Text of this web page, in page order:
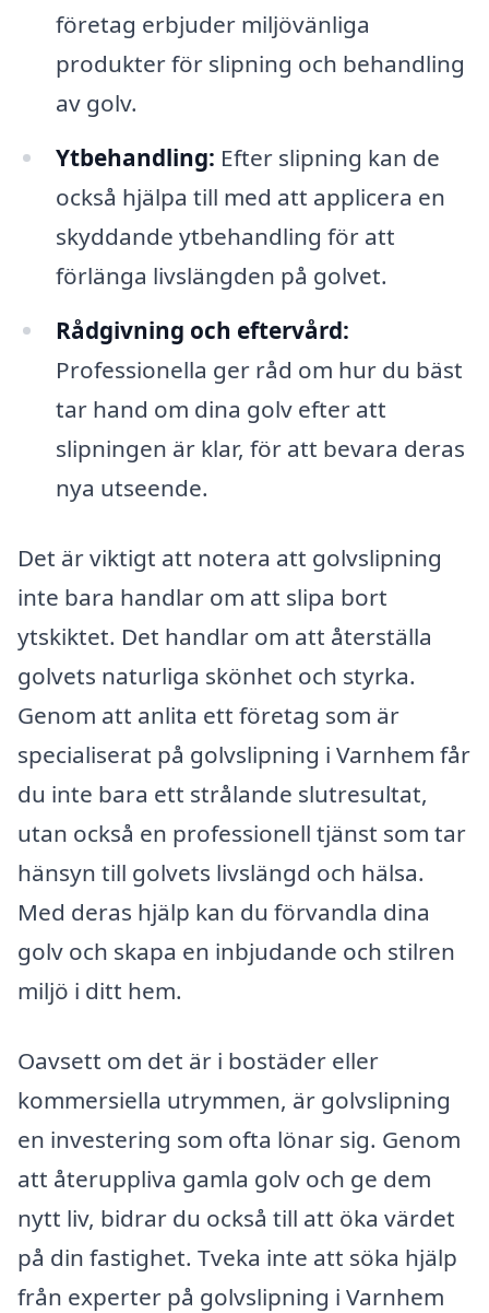
företag erbjuder miljövänliga
produkter för slipning och behandling
av golv.
Ytbehandling: Efter slipning kan de
också hjälpa till med att applicera en
skyddande ytbehandling för att
förlänga livslängden på golvet.
Rådgivning och eftervård:
Professionella ger råd om hur du bäst
tar hand om dina golv efter att
slipningen är klar, för att bevara deras
nya utseende.
Det är viktigt att notera att golvslipning
inte bara handlar om att slipa bort
ytskiktet. Det handlar om att återställa
golvets naturliga skönhet och styrka.
Genom att anlita ett företag som är
specialiserat på golvslipning i Varnhem får
du inte bara ett strålande slutresultat,
utan också en professionell tjänst som tar
hänsyn till golvets livslängd och hälsa.
Med deras hjälp kan du förvandla dina
golv och skapa en inbjudande och stilren
miljö i ditt hem.
Oavsett om det är i bostäder eller
kommersiella utrymmen, är golvslipning
en investering som ofta lönar sig. Genom
att återuppliva gamla golv och ge dem
nytt liv, bidrar du också till att öka värdet
på din fastighet. Tveka inte att söka hjälp
från experter på golvslipning i Varnhem